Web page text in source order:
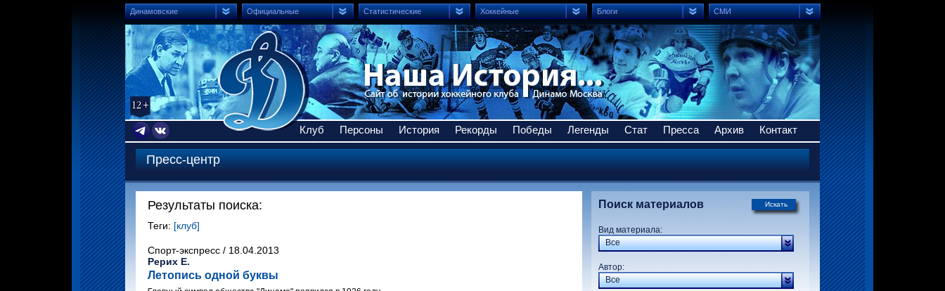
Динамовские Официальные Статистические Хоккейные Блоги СМИ
Клуб Персоны История Рекорды Победы Легенды Стат Пресса Архив Контакт
Пресс-центр
Результаты поиска:
Теги: [клуб]
Спорт-экспресс / 18.04.2013
Рерих Е.
Летопись одной буквы
Искать
Поиск материалов
Вид материала:
Все
Автор:
Все